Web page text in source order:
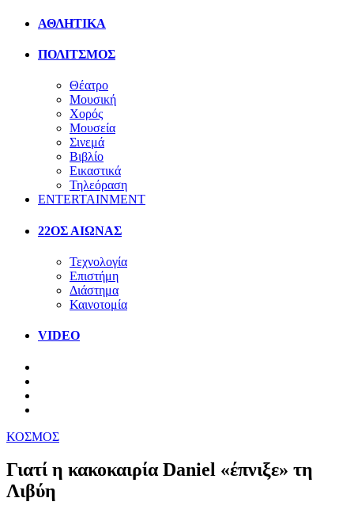
ΑΘΛΗΤΙΚΑ
ΠΟΛΙΤΣΜΟΣ
Θέατρο
Μουσική
Χορός
Μουσεία
Σινεμά
Βιβλίο
Εικαστικά
Τηλεόραση
ENTERTAINMENT
22ΟΣ ΑΙΩΝΑΣ
Τεχνολογία
Επιστήμη
Διάστημα
Καινοτομία
VIDEO
ΚΟΣΜΟΣ
Γιατί η κακοκαιρία Daniel «έπνιξε» τη
Λιβύη